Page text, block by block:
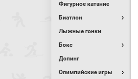
Фигурное катание
Биатлон
Лыжные гонки
Бокс
Допинг
Олимпийские игры